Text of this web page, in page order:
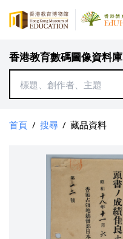
香港教育數碼圖像資料庫
首頁 / 搜尋 / 藏品資料